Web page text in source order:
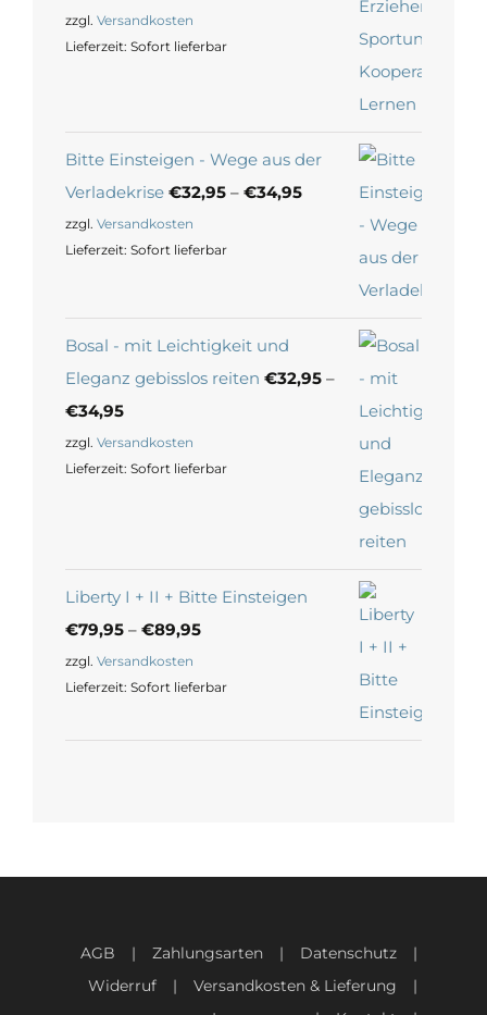
zzgl. Versandkosten
Lieferzeit: Sofort lieferbar
Bitte Einsteigen - Wege aus der
Verladekrise €32,95 – €34,95
zzgl. Versandkosten
Lieferzeit: Sofort lieferbar
Bosal - mit Leichtigkeit und
Eleganz gebisslos reiten €32,95 –
€34,95
zzgl. Versandkosten
Lieferzeit: Sofort lieferbar
Liberty I + II + Bitte Einsteigen
€79,95 – €89,95
zzgl. Versandkosten
Lieferzeit: Sofort lieferbar
AGB Zahlungsarten
Datenschutz
Widerruf
Versandkosten & Lieferung